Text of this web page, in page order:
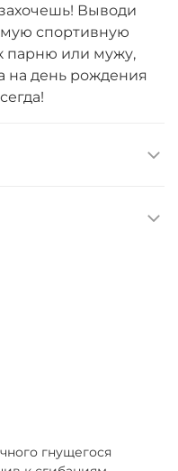
Выводи
спортивную
парню или мужу,
на день рождения
гнущегося